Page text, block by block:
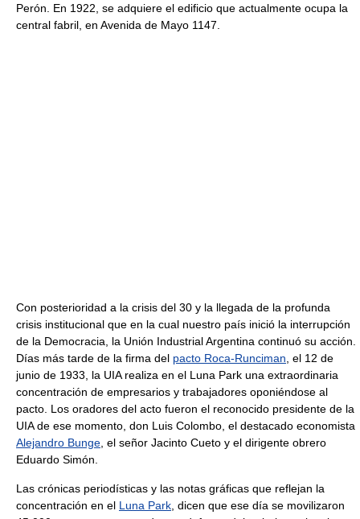
Perón. En 1922, se adquiere el edificio que actualmente ocupa la
central fabril, en Avenida de Mayo 1147.
Con posterioridad a la crisis del 30 y la llegada de la profunda
crisis institucional que en la cual nuestro país inició la interrupción
de la Democracia, la Unión Industrial Argentina continuó su acción.
Días más tarde de la firma del pacto Roca-Runciman , el 12 de
junio de 1933, la UIA realiza en el Luna Park una extraordinaria
concentración de empresarios y trabajadores oponiéndose al
pacto. Los oradores del acto fueron el reconocido presidente de la
UIA de ese momento, don Luis Colombo, el destacado economista
Alejandro Bunge , el señor Jacinto Cueto y el dirigente obrero
Eduardo Simón.
Las crónicas periodísticas y las notas gráficas que reflejan la
concentración en el Luna Park , dicen que ese día se movilizaron